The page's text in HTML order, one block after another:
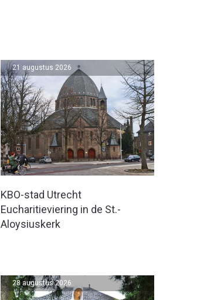
KBO-stad Utrecht
Eucharitieviering in de St.-
Aloysiuskerk
21 augustus 2026
28 augustus 2026